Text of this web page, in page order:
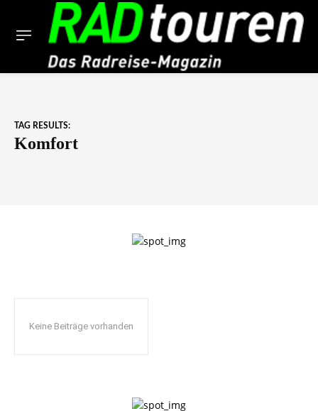
TAG RESULTS:
Komfort
Keine Beiträge vorhanden